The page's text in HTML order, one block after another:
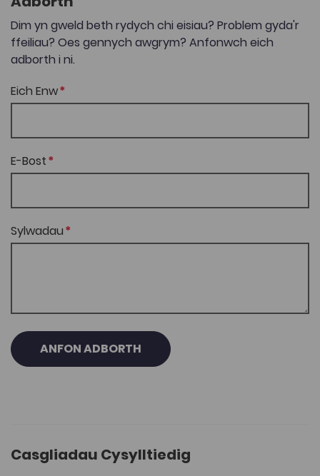
Dim yn gweld beth rydych chi eisiau? Problem gyda'r
ffeiliau? Oes gennych awgrym? Anfonwch eich
adborth i ni.
Eich Enw
E-Bost
Sylwadau
ANFON ADBORTH
Casgliadau Cysylltiedig